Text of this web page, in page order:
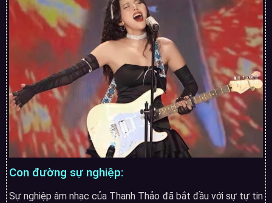
Con đường sự nghiệp:
Sự nghiệp âm nhạc của Thanh Thảo đã bắt đầu với sự tự tin